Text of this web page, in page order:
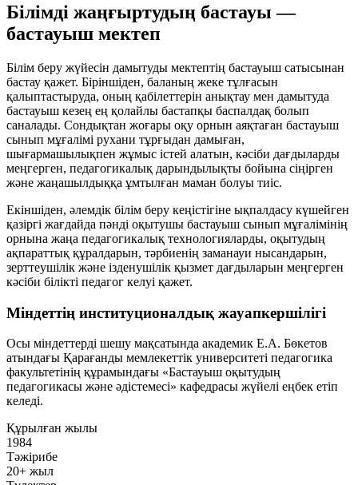
Білімді жаңғыртудың бастауы —
бастауыш мектеп
Білім беру жүйесін дамытуды мектептің бастауыш сатысынан
бастау қажет. Біріншіден, баланың жеке тұлғасын
қалыптастыруда, оның қабілеттерін анықтау мен дамытуда
бастауыш кезең ең қолайлы бастапқы баспалдақ болып
саналады. Сондықтан жоғары оқу орнын аяқтаған бастауыш
сынып мұғалімі рухани тұрғыдан дамыған,
шығармашылықпен жұмыс істей алатын, кәсіби дағдыларды
меңгерген, педагогикалық дарындылықты бойына сіңірген
және жаңашылдыққа ұмтылған маман болуы тиіс.
Екіншіден, әлемдік білім беру кеңістігіне ықпалдасу күшейген
қазіргі жағдайда пәнді оқытушы бастауыш сынып мұғалімінің
орнына жаңа педагогикалық технологияларды, оқытудың
ақпараттық құралдарын, тәрбиенің заманауи нысандарын,
зерттеушілік және ізденушілік қызмет дағдыларын меңгерген
кәсіби білікті педагог келуі қажет.
Міндеттің институционалдық жауапкершілігі
Осы міндеттерді шешу мақсатында академик Е.А. Бөкетов
атындағы Қарағанды мемлекеттік университеті педагогика
факультетінің құрамындағы «Бастауыш оқытудың
педагогикасы және әдістемесі» кафедрасы жүйелі еңбек етіп
келеді.
Құрылған жылы
1984
Тәжірибе
20+ жыл